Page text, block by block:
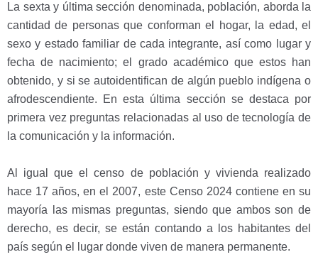
La sexta y última sección denominada, población, aborda la
cantidad de personas que conforman el hogar, la edad, el
sexo y estado familiar de cada integrante, así como lugar y
fecha de nacimiento; el grado académico que estos han
obtenido, y si se autoidentifican de algún pueblo indígena o
afrodescendiente. En esta última sección se destaca por
primera vez preguntas relacionadas al uso de tecnología de
la comunicación y la información.
Al igual que el censo de población y vivienda realizado
hace 17 años, en el 2007, este Censo 2024 contiene en su
mayoría las mismas preguntas, siendo que ambos son de
derecho, es decir, se están contando a los habitantes del
país según el lugar donde viven de manera permanente.